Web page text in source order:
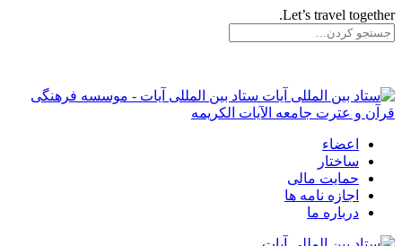
Let’s travel together.
ستاد بین المللی آیات - موسسه فرهنگی
قرآن و عترت جامعه الآیات الکریمه
اعضاء
ساختار
حمایت مالی
اجازه نامه ها
درباره ما